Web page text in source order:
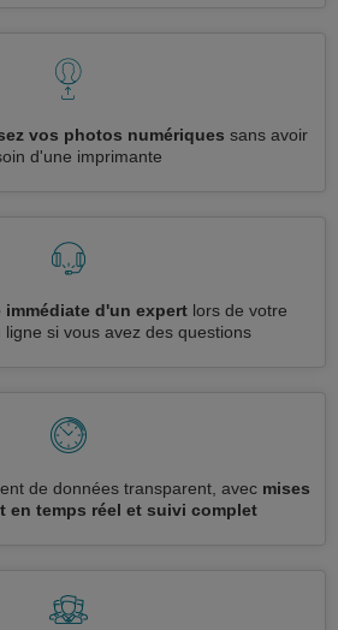
vos photos numériques sans avoir
d'une imprimante
immédiate d'un expertlors de votre
si vous avez des questions
de données transparent, avec mises
en temps réel et suivi complet